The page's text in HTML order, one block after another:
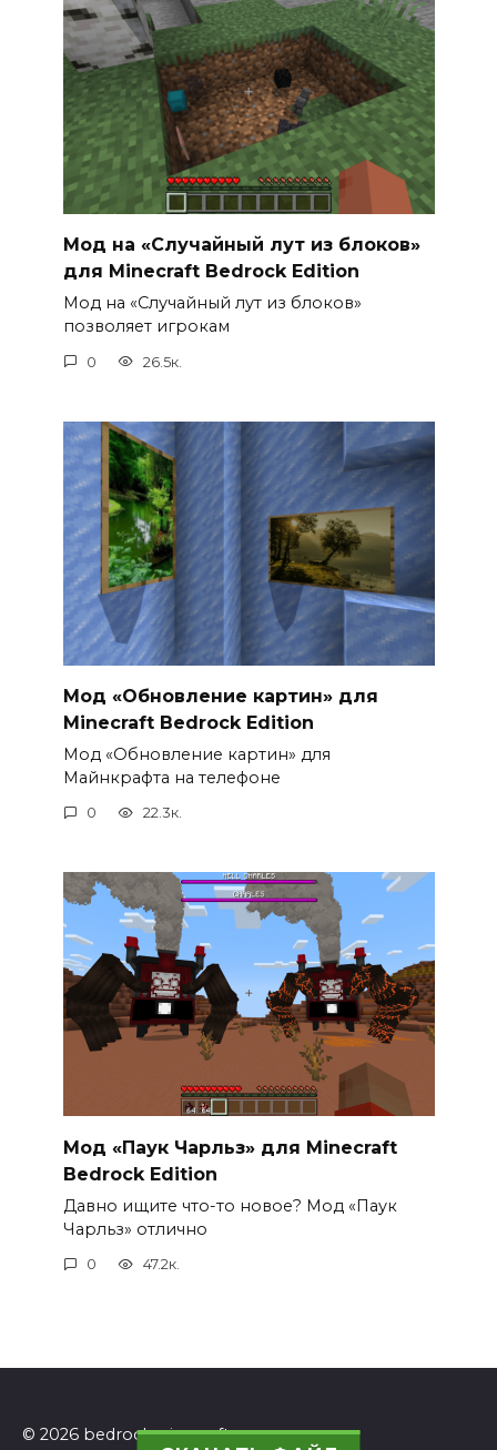
Мод на «Случайный лут из блоков»
для Minecraft Bedrock Edition
Мод на «Случайный лут из блоков»
позволяет игрокам
0 26.5к.
Мод «Обновление картин» для
Minecraft Bedrock Edition
Мод «Обновление картин» для
Майнкрафта на телефоне
0 22.3к.
Мод «Паук Чарльз» для Minecraft
Bedrock Edition
Давно ищите что-то новое? Мод «Паук
Чарльз» отлично
0 47.2к.
© 2026 bedrockminecraft.ru